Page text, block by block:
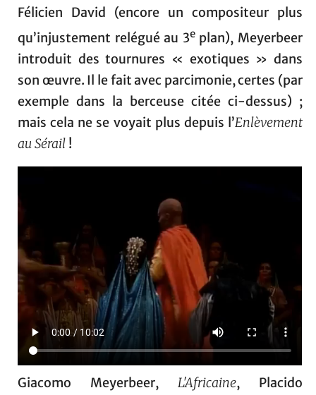
Félicien David (encore un compositeur plus
qu’injustement relégué au 3eplan), Meyerbeer
introduit des tournures « exotiques » dans
son œuvre. Il le fait avec parcimonie, certes (par
exemple dans la berceuse citée ci-dessus) ;
mais cela ne se voyait plus depuis l’Enlèvement
au Sérail !
Giacomo Meyerbeer, L'Africaine, Placido